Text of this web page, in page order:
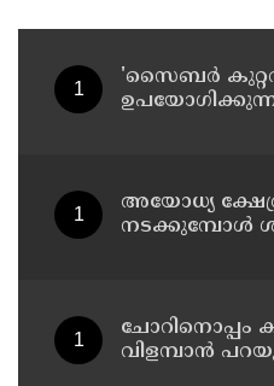
'സൈബര്‍
അയോധ്യ
നടക്കുമ്പോൾ
ചോറിനൊപ്പം
വിളമ്പാൻ